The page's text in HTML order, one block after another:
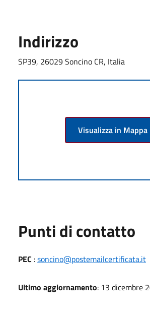
Indirizzo
SP39, 26029 Soncino CR, Italia
Visualizza in Mappa
Punti di contatto
PEC :soncino@postemailcertificata.it
Ultimo aggiornamento: 13 dicembre